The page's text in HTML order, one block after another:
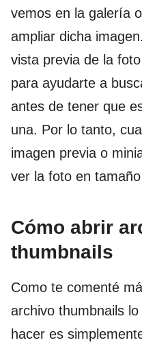
vemos en la galería
ampliar dicha
vista previa de la
para ayudarte a
antes de tener que
una. Por lo tanto,
imagen previa o
ver la foto en
Cómo abrir
thumbnails
Como te comenté
archivo thumbnails
hacer es